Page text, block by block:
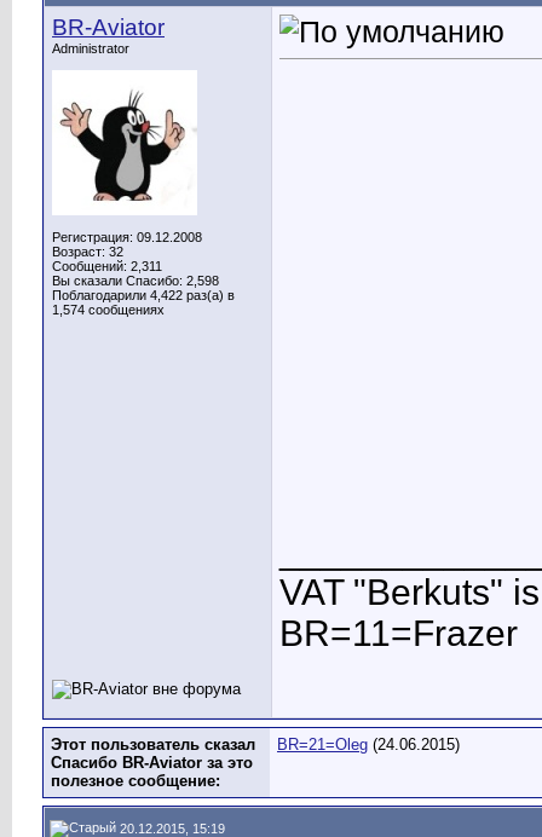
BR-Aviator
Administrator
Регистрация: 09.12.2008
Возраст: 32
Сообщений: 2,311
Вы сказали Спасибо: 2,598
Поблагодарили 4,422 раз(а) в
1,574 сообщениях
VAT "Berkuts"
BR=11=Frazer
Этот пользователь сказал
Спасибо BR-Aviator за это
полезное сообщение:
BR=21=Oleg (24.06.2015)
20.12.2015, 15:19